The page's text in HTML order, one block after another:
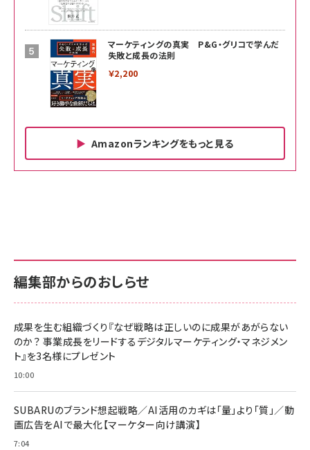
マーケティングの真実 P&G・グリコで学んだ
失敗と成長の法則
￥2,200
Amazonランキングをもっと見る
￥880
anan(アンアン)2026/06/24号 No.2500増刊
スペシャルエディション[王道エンタメの矜持／
￥1,100
anan(アンアン)2026/07/08号 No.2502[2026
￥880
ママ投資家が育休中に１億貯めた株式投資
サポート正規品 メーカー保証5年 KLMEA128G
NIMASO ガラスフィルム iPhone 17 用 保護フィ
すい ガイド枠付き いPhone17 (6.3インチ) 対応
2枚セット DSP25F1698
￥1,599
￥6,980
サポート正規品 メーカー保証5年 KLMEA128G
Amazon eギフトカード - Amazonロゴ - クラ
￥5,000
Anker PowerLine III Flow USB-C & USB-C
Pro/Air 各種対応 (1.8m ミッドナイトブラック)
￥1,890
編集部からのおしらせ
成果を生む組織づくり『なぜ戦略は正しいのに成果があがらない
のか？ 事業成長をリードするデジタルマーケティング・マネジメン
ト』を3名様にプレゼント
10:00
SUBARUのブランド想起戦略／AI活用のカギは「量」より「質」／動
画広告をAIで最大化【マーケター向け講演】
7:04